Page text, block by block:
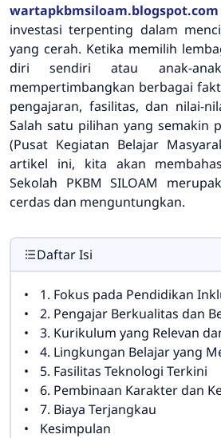
wartapkbmsiloam.blogspot.com
investasi terpenting dalam
yang cerah. Ketika memilih
diri sendiri atau anak-
mempertimbangkan berbagai
pengajaran, fasilitas, dan nilai-
Salah satu pilihan yang semakin
(Pusat Kegiatan Belajar
artikel ini, kita akan
Sekolah PKBM SILOAM
cerdas dan menguntungkan.
Daftar Isi
1. Fokus pada Pendidikan
2. Pengajar Berkualitas dan
3. Kurikulum yang Relevan
4. Lingkungan Belajar yang
5. Fasilitas Teknologi Terkini
6. Pembinaan Karakter dan
7. Biaya Terjangkau
Kesimpulan